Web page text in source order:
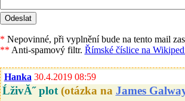
* Nepovinné, při vyplnění bude na tento mail
** Anti-spamový filtr. Římské číslice na
Hanka 30.4.2019 08:59
ĹživĂ˝ plot(otázka na James